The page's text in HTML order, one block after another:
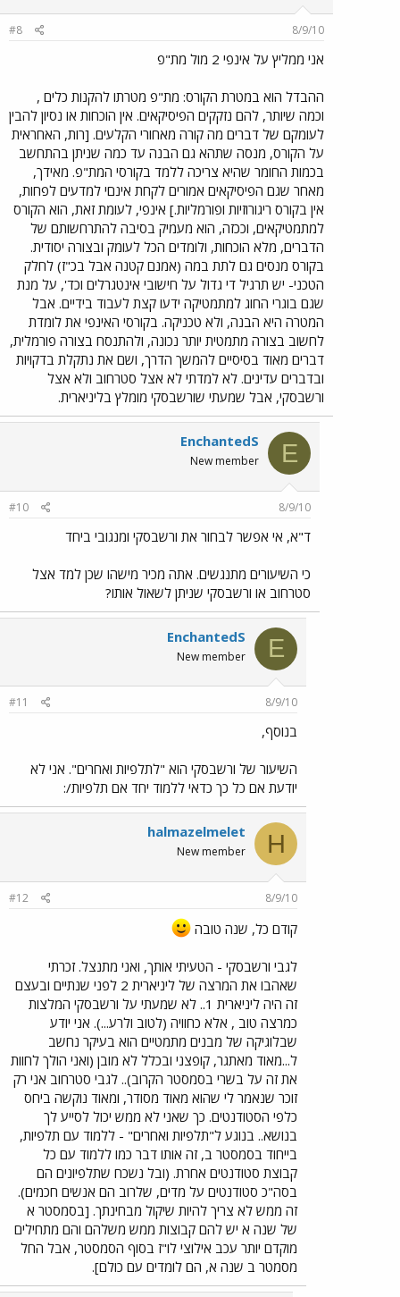
8/9/10
#8
אני ממליץ על אינפי 2 מול מת"פ
ההבדל הוא במטרת הקורס: מת"פ מטרתו להקנות כלים ,
וכמה שיותר, להם נזקקים הפיסיקאים. אין הוכחות או נסיון להבין
לעומקם של דברים מה קורה מאחורי הקלעים. [רות, האחראית
על הקורס, מנסה שתהא גם הבנה עד כמה שניתן בהתחשב
בכמות החומר שהיא צריכה ללמד בקורסי המת"פ. מאידך,
מאחר שגם הפיסיקאים אמורים לקחת אינםי למדעים לפחות,
אין בקורס ריגורוזיות ופורמליות.] אינפי, לעומת זאת, הוא הקורס
למתמטיקאים, וככזה, הוא מעמיק בסיבה להתרחשותם של
הדברים, מלא הוכחות, ולומדים הכל לעומק ובצורה יסודית.
בקורס מנסים גם לתת במה (אמנם קטנה אבל בכ"ז) לחלק
הטכני- יש תרגיל די גדול על חישובי אינטגרלים וכד', על מנת
שגם בוגרי החוג למתמטיקה ידעו קצת לעבוד בידיים. אבל
המטרה היא הבנה, ולא טכניקה. בקורסי האינפי את לומדת
לחשוב בצורה מתמטית יותר נכונה, ולהתנסח בצורה פורמלית,
דברים מאוד בסיסיים להמשך הדרך, ושם את נתקלת בדקויות
ובדברים עדינים. לא למדתי לא אצל סטרחוב ולא אצל
ורשבסקי, אבל שמעתי שורשבסקי מומלץ בליניארית.
E
EnchantedS
New member
8/9/10
#10
ד"א, אי אפשר לבחור את ורשבסקי ומנגובי ביחד
כי השיעורים מתנגשים. אתה מכיר מישהו שכן למד אצל
סטרחוב או ורשבסקי שניתן לשאול אותו?
E
EnchantedS
New member
8/9/10
#11
בנוסף,
השיעור של ורשבסקי הוא "לתלפיות ואחרים". אני לא
יודעת אם כל כך כדאי ללמוד יחד אם תלפיות/:
H
halmazelmelet
New member
8/9/10
#12
קודם כל, שנה טובה
לגבי ורשבסקי - הטעיתי אותך, ואני מתנצל. זכרתי
שאהבו את המרצה של ליניארית 2 לפני שנתיים ובעצם
זה היה ליניארית 1.. לא שמעתי על ורשבסקי המלצות
כמרצה טוב , אלא כחוויה (לטוב ולרע...). אני יודע
שבלוגיקה של מבנים מתמטיים הוא בעיקר נחשב
ל...מאוד מאתגר, קופצני ובכלל לא מובן (ואני הולך לחוות
את זה על בשרי בסמסטר הקרוב).. לגבי סטרחוב אני רק
זוכר שנאמר לי שהוא מאוד מסודר, ומאוד נוקשה ביחס
כלפי הסטודנטים. כך שאני לא ממש יכול לסייע לך
בנושא.. בנוגע ל"תלפיות ואחרים" - ללמוד עם תלפיות,
בייחוד בסמסטר ב, זה אותו דבר כמו ללמוד עם כל
קבוצת סטודנטים אחרת. (ובל נשכח שתלפיונים הם
בסה"כ סטודנטים על מדים, שלרוב הם אנשים חכמים).
זה ממש לא צריך להיות שיקול מבחינתך. [בסמסטר א
של שנה א יש להם קבוצות ממש משלהם והם מתחילים
מוקדם יותר עכב אילוצי לו"ז בסוף הסמסטר, אבל החל
מסמטר ב שנה א, הם לומדים עם כולם].